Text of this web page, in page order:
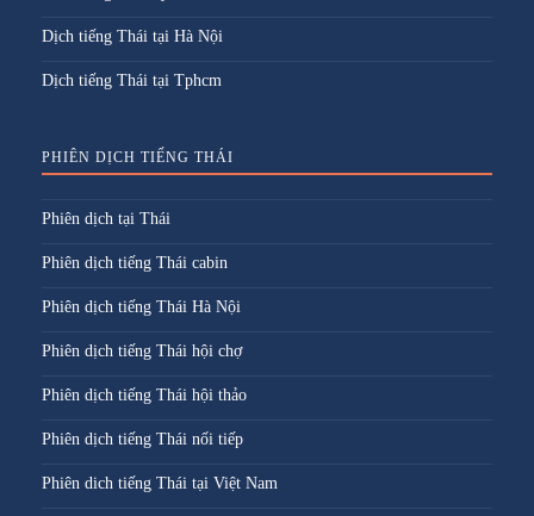
Dịch tiếng Thái tại Hà Nội
Dịch tiếng Thái tại Tphcm
PHIÊN DỊCH TIẾNG THÁI
Phiên dịch tại Thái
Phiên dịch tiếng Thái cabin
Phiên dịch tiếng Thái Hà Nội
Phiên dịch tiếng Thái hội chợ
Phiên dịch tiếng Thái hội thảo
Phiên dịch tiếng Thái nối tiếp
Phiên dich tiếng Thái tại Việt Nam